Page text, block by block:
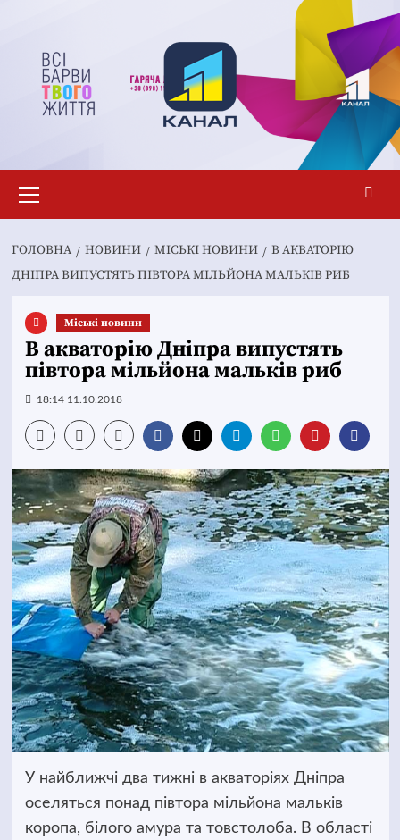
вмісту
меню
ГОЛОВНА НОВИНИ MІСЬКІ НОВИНИ
В АКВАТОРІЮ
ДНІПРА ВИПУСТЯТЬ ПІВТОРА МІЛЬЙОНА МАЛЬКІВ РИБ
Mіські новини
В акваторію Дніпра випустять
півтора мільйона мальків риб
18:14 11.10.2018
У найближчі два тижні в акваторіях Дніпра
оселяться понад півтора мільйона мальків
коропа, білого амура та товстолоба. В області